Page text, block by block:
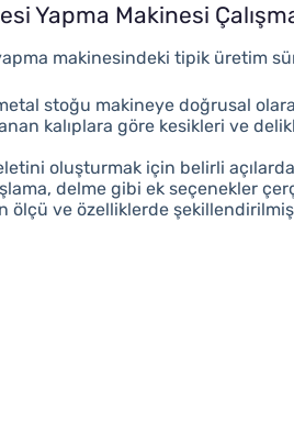
Yapma Makinesi
makinesindeki tipik üretim
stoğu makineye doğrusal
kalıplara göre kesikleri ve
oluşturmak için belirli
delme gibi ek seçenekler
ölçü ve özelliklerde